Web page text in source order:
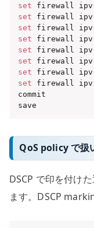
set firewall
set firewall
set firewall
set firewall
set firewall
set firewall
set firewall
set firewall
commit
save
QoS policy で扱
DSCP で印を付け
ます。DSCP